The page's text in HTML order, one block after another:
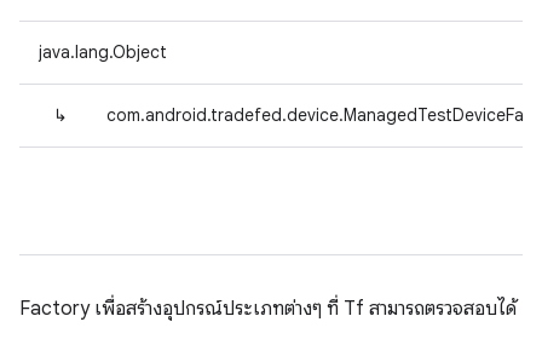
java.lang.Object
↳
Factory เพื่อสร้างอุปกรณ์ประเภทต่างๆ ที่ Tf สามารถตรวจสอบได้